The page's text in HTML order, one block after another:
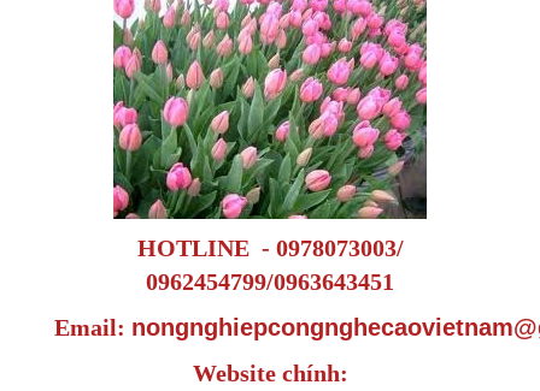
HOTLINE - 0978073003/
0962454799/0963643451
Email:
Website chính: